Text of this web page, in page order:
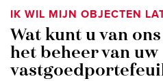
IK WIL MIJN OBJECTEN
Wat kunt u van
het beheer van uw